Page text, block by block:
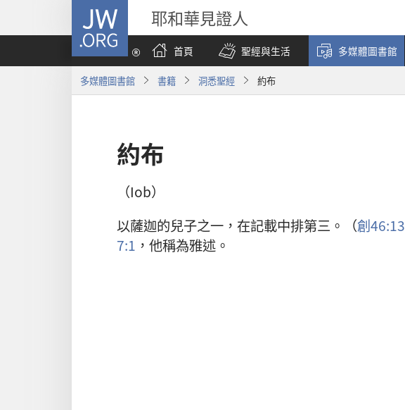
JW.ORG 耶和華見證人
首頁
聖經與生活 多媒體圖書館
多媒體圖書館 書籍 洞悉聖經 約布
約布
（Iob）
以薩迦的兒子之一，在記載中排第三。（創46:13
7:1 ，他稱為雅述。